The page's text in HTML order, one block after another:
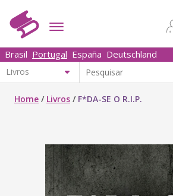
Brasil Portugal España Deutschland
Home / Livros / F*DA-SE O R.I.P.